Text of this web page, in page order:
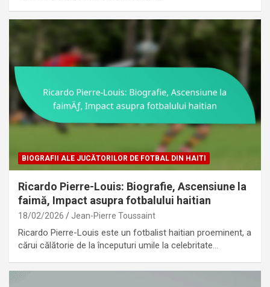
BIOGRAFII ALE JUCĂTORILOR DE FOTBAL DIN HAITI
Ricardo Pierre-Louis: Biografie, Ascensiune la
faimă, Impact asupra fotbalului haitian
18/02/2026 Jean-Pierre Toussaint
Ricardo Pierre-Louis este un fotbalist haitian proeminent, a
cărui călătorie de la începuturi umile la celebritate…